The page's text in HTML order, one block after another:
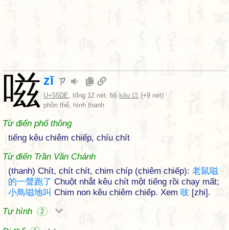
嗞 zī ㄗ
U+55DE, tổng 12 nét, bộ kǒu 口 (+9 nét)
phồn thể, hình thanh
Từ điển phổ thông
tiếng kêu chiêm chiếp, chíu chít
Từ điển Trần Văn Chánh
(thanh) Chít, chít chít, chim chíp (chiêm chiếp): 老鼠嗞
的一聲跑了 Chuột nhắt kêu chít một tiếng rồi chạy mất;
小鳥嗞地叫 Chim non kêu chiêm chiếp. Xem 吱 [zhi].
Tự hình
2